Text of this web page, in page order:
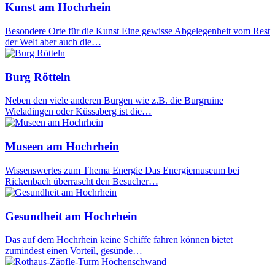
Kunst am Hochrhein
Besondere Orte für die Kunst Eine gewisse Abgelegenheit vom Rest
der Welt aber auch die…
Burg Rötteln
Neben den viele anderen Burgen wie z.B. die Burgruine
Wieladingen oder Küssaberg ist die…
Museen am Hochrhein
Wissenswertes zum Thema Energie Das Energiemuseum bei
Rickenbach überrascht den Besucher…
Gesundheit am Hochrhein
Das auf dem Hochrhein keine Schiffe fahren können bietet
zumindest einen Vorteil, gesünde…